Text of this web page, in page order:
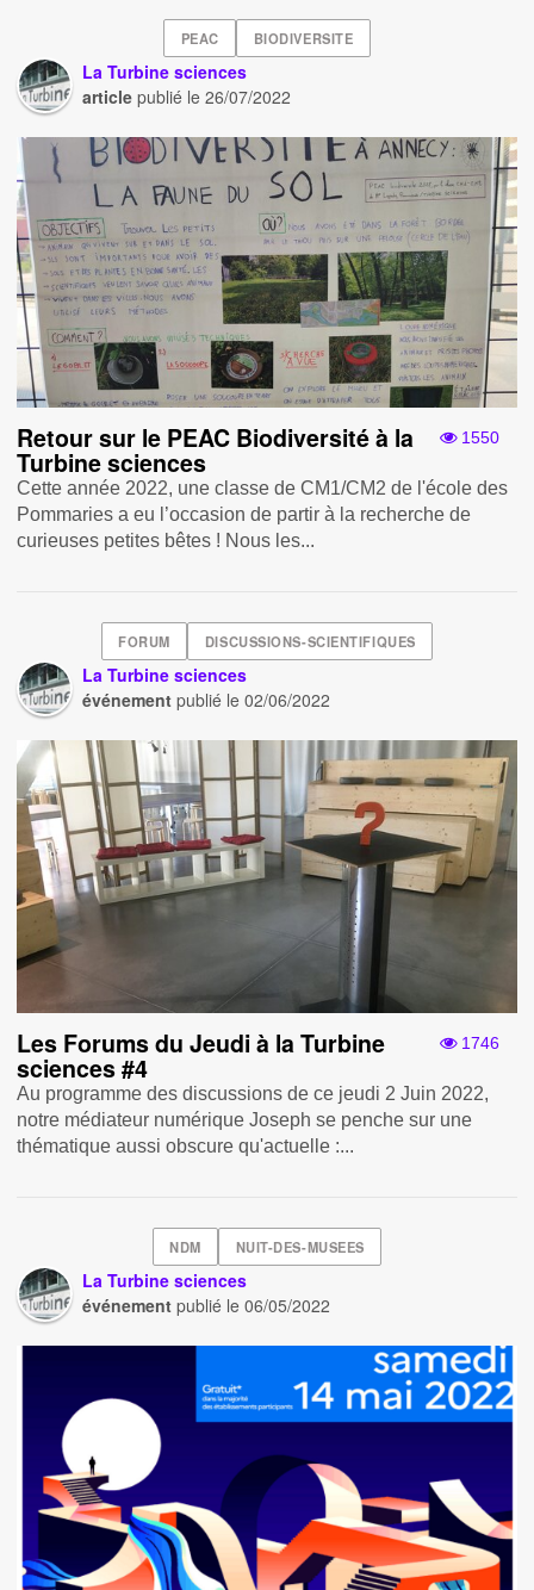
PEAC BIODIVERSITE
La Turbine sciences
article publié le26/07/2022
1550
Retour sur le PEAC Biodiversité à la
Turbine sciences
Cette année 2022, une classe de CM1/CM2 de l'école des
Pommaries a eu l’occasion de partir à la recherche de
curieuses petites bêtes ! Nous les...
FORUM DISCUSSIONS-SCIENTIFIQUES
La Turbine sciences
événement publié le02/06/2022
1746
Les Forums du Jeudi à la Turbine
sciences #4
Au programme des discussions de ce jeudi 2 Juin 2022,
notre médiateur numérique Joseph se penche sur une
thématique aussi obscure qu'actuelle :...
NDM NUIT-DES-MUSEES
La Turbine sciences
événement publié le06/05/2022